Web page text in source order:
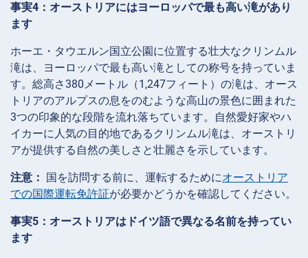
事実4：オーストリアにはヨーロッパで最も高い滝があり
ます
ホーエ・タウエルン国立公園に位置する壮大なクリンムル
滝は、ヨーロッパで最も高い滝としての称号を持っていま
す。総高さ380メートル（1,247フィート）の滝は、オース
トリアのアルプスの息をのむような高山の景色に囲まれた
3つの印象的な段階を流れ落ちています。自然愛好家やハ
イカーに人気の目的地であるクリンムル滝は、オーストリ
アが提供する自然の美しさと壮麗さを示しています。
注意： 国を訪問する前に、運転するためにオーストリア
での国際運転免許証が必要かどうかを確認してください。
事実5：オーストリアはドイツ語で異なる名前を持ってい
ます